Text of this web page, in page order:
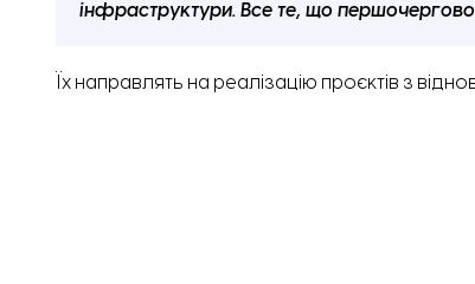
інфраструктури. Все те, що
Їх направлять на реалізацію проєктів з